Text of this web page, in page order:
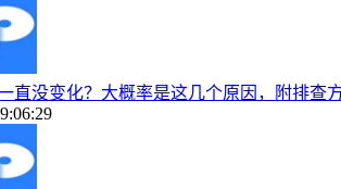
直没变化？大概率是这几个原因，附排查